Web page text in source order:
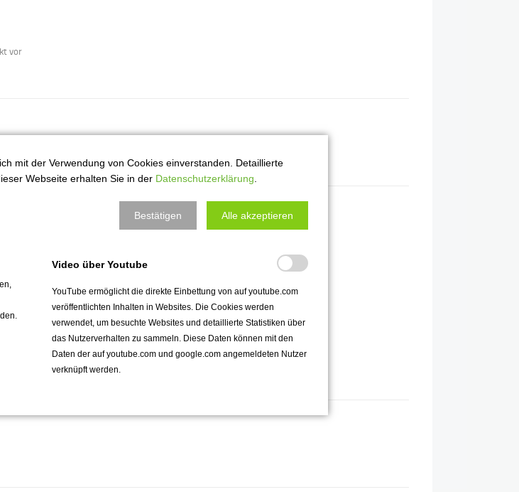
vor
mit der Verwendung von Cookies einverstanden. Detaillierte
Webseite erhalten Sie in der Datenschutzerklärung
Bestätigen Alle akzeptieren
Video über Youtube
YouTube ermöglicht die direkte Einbettung von auf youtube.com
veröffentlichten Inhalten in Websites. Die Cookies werden
verwendet, um besuchte Websites und detaillierte Statistiken über
das Nutzerverhalten zu sammeln. Diese Daten können mit den
Daten der auf youtube.com und google.com angemeldeten Nutzer
verknüpft werden.